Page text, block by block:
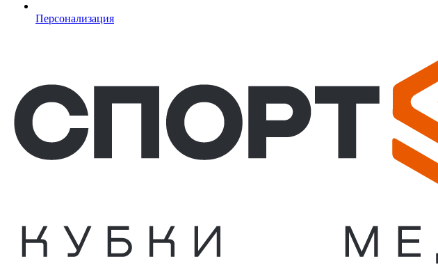
Персонализация